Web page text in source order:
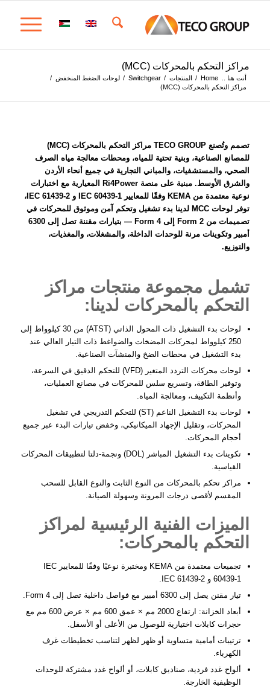
مراكز التحكم بالمحركات (MCC)
أنت هنا .. Home
/ المنتجات /
Switchgear
/ لوحات الضغط المنخفض /
مراكز التحكم بالمحركات (MCC)
تصمم وتُصنع TECO GROUP مراكز التحكم بالمحركات (MCC)
للمصانع الصناعية، وبنية تحتية للمياه، ومحطات معالجة مياه الصرف
الصحي، والمستشفيات، والمباني التجارية في جميع أنحاء الأردن
والشرق الأوسط. مبنية على منصة Ri4Power المعيارية مع اختبارات
نوعية معتمدة من KEMA وفقًا للمعايير IEC 60439-1 و IEC 61439-2،
توفر لوحات MCC لدينا بدء تشغيل وتحكم آمن وموثوق للمحركات في
تصميمات من Form 2 إلى Form 4 — بتيارات مقننة تصل إلى 6300
أمبير وتكوينات مرنة للوحدات الداخلة، والمشغلات، والمغذيات،
والتوزيع.
تشمل مجموعة منتجات مراكز
التحكم بالمحركات لدينا:
لوحات بدء التشغيل ذات المحول الذاتي (ATST)
من 30 كيلوواط إلى
250 كيلوواط لمحركات المضخات والضواغط ذات التيار العالي عند
بدء التشغيل في محطات الضخ والمنشآت الصناعية.
لوحات محركات التردد المتغير (VFD)
للتحكم الدقيق في السرعة،
وتوفير الطاقة، وتسريع سلس للمحركات في مصانع العمليات،
وأنظمة التكييف، ومعالجة المياه.
لوحات بدء التشغيل الناعم (ST)
للتحكم التدريجي في تشغيل
المحركات، وتقليل الإجهاد الميكانيكي، وخفض تيارات البدء عبر جميع
أحجام المحركات.
تكوينات بدء التشغيل المباشر (DOL) ونجمة-دلتا لتطبيقات المحركات
القياسية.
مراكز تحكم بالمحركات من النوع الثابت والنوع القابل للسحب
المقسم لأقصى درجات المرونة وسهولة الصيانة.
الميزات الفنية الرئيسية لمراكز
التحكم بالمحركات:
تجميعات معتمدة من KEMA ومختبرة نوعيًا وفقًا للمعايير IEC
60439-1 و IEC 61439-2.
تيار مقنن يصل إلى 6300 أمبير مع فواصل داخلية تصل إلى Form 4.
أبعاد الخزانة: ارتفاع 2000 مم × عمق 600 مم × عرض 600 مم مع
حجرات كابلات اختيارية للوصول من الأعلى أو الأسفل.
ترتيبات أمامية متساوية أو ظهر لظهر لتناسب تخطيطات غرف
الكهرباء.
ألواح غدد فردية، صناديق كابلات، أو ألواح غدد مشتركة للوحدات
الوظيفية الخارجة.